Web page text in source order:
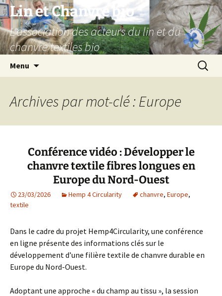
Aller
au
contenu
Lin et Chanvre bio
L'association des acteurs du lin et du
chanvre textiles bio
Menu
Archives par mot-clé : Europe
Conférence vidéo : Développer le
chanvre textile fibres longues en
Europe du Nord-Ouest
23/03/2026 Hemp 4 Circularity chanvre, Europe,
textile
Dans le cadre du projet Hemp4Circularity, une conférence
en ligne présente des informations clés sur le
développement d’une filière textile de chanvre durable en
Europe du Nord-Ouest.
Adoptant une approche « du champ au tissu », la session